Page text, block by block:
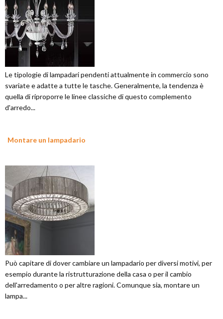
Le tipologie di lampadari pendenti attualmente in commercio sono
svariate e adatte a tutte le tasche. Generalmente, la tendenza è
quella di riproporre le linee classiche di questo complemento
d'arredo...
Montare un lampadario
Può capitare di dover cambiare un lampadario per diversi motivi, per
esempio durante la ristrutturazione della casa o per il cambio
dell'arredamento o per altre ragioni. Comunque sia, montare un
lampa...